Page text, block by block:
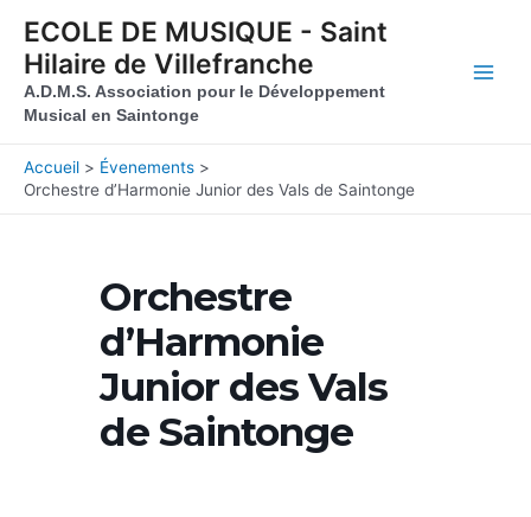
ECOLE DE MUSIQUE - Saint
Hilaire de Villefranche
A.D.M.S. Association pour le Développement
Musical en Saintonge
Accueil
Évenements
Orchestre d’Harmonie Junior des Vals de Saintonge
Orchestre
d’Harmonie
Junior des Vals
de Saintonge